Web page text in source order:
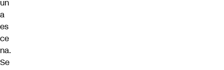
un
a
es
ce
na.
Se